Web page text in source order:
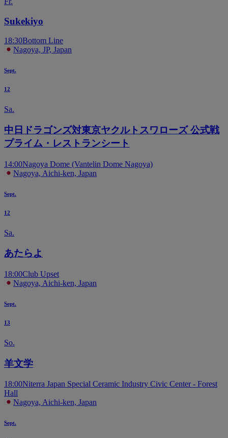
Sukekiyo
18:30Bottom Line
Nagoya, JP, Japan
Sept.
12
Sa.
中日ドラゴンズ対東京ヤクルトスワローズ 公式戦
プライム・レストランシート
14:00Nagoya Dome (Vantelin Dome Nagoya)
Nagoya, Aichi-ken, Japan
Sept.
12
Sa.
あたらよ
18:00Club Upset
Nagoya, Aichi-ken, Japan
Sept.
13
So.
羊文学
18:00Niterra Japan Special Ceramic Industry Civic Center - Forest
Hall
Nagoya, Aichi-ken, Japan
Sept.